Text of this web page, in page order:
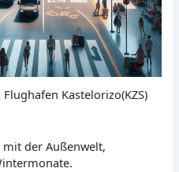
Kastelorizo(KZS)
der Außenwelt,